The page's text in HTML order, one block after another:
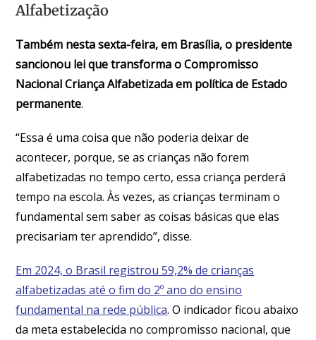
Alfabetização
Também nesta sexta-feira, em Brasília, o presidente
sancionou lei que transforma o Compromisso
Nacional Criança Alfabetizada em política de Estado
permanente.
“Essa é uma coisa que não poderia deixar de
acontecer, porque, se as crianças não forem
alfabetizadas no tempo certo, essa criança perderá
tempo na escola. Às vezes, as crianças terminam o
fundamental sem saber as coisas básicas que elas
precisariam ter aprendido”, disse.
Em 2024, o Brasil registrou 59,2% de crianças
alfabetizadas até o fim do 2º ano do ensino
fundamental na rede pública. O indicador ficou abaixo
da meta estabelecida no compromisso nacional, que